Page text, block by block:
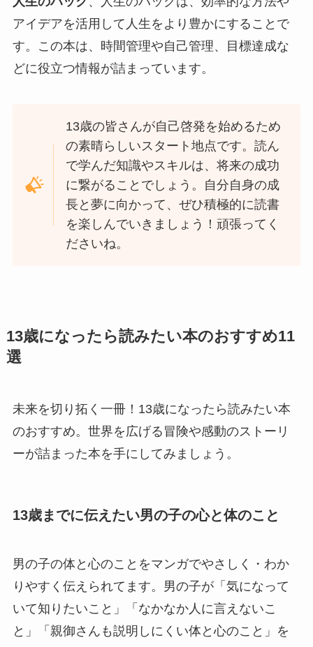
アイデアを活用して人生をより豊かにすることで
す。この本は、時間管理や自己管理、目標達成な
どに役立つ情報が詰まっています。
13歳の皆さんが自己啓発を始めるため
の素晴らしいスタート地点です。読ん
で学んだ知識やスキルは、将来の成功
に繋がることでしょう。自分自身の成
長と夢に向かって、ぜひ積極的に読書
を楽しんでいきましょう！頑張ってく
ださいね。
13歳になったら読みたい本のおすすめ11
選
未来を切り拓く一冊！13歳になったら読みたい本
のおすすめ。世界を広げる冒険や感動のストーリ
ーが詰まった本を手にしてみましょう。
13歳までに伝えたい男の子の心と体のこと
男の子の体と心のことをマンガでやさしく・わか
りやすく伝えられてます。男の子が「気になって
いて知りたいこと」「なかなか人に言えないこ
と」「親御さんも説明しにくい体と心のこと」を